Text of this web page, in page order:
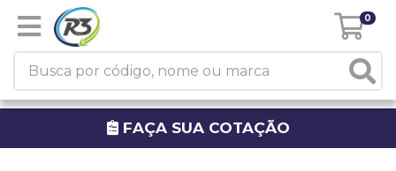
0
FAÇA SUA COTAÇÃO